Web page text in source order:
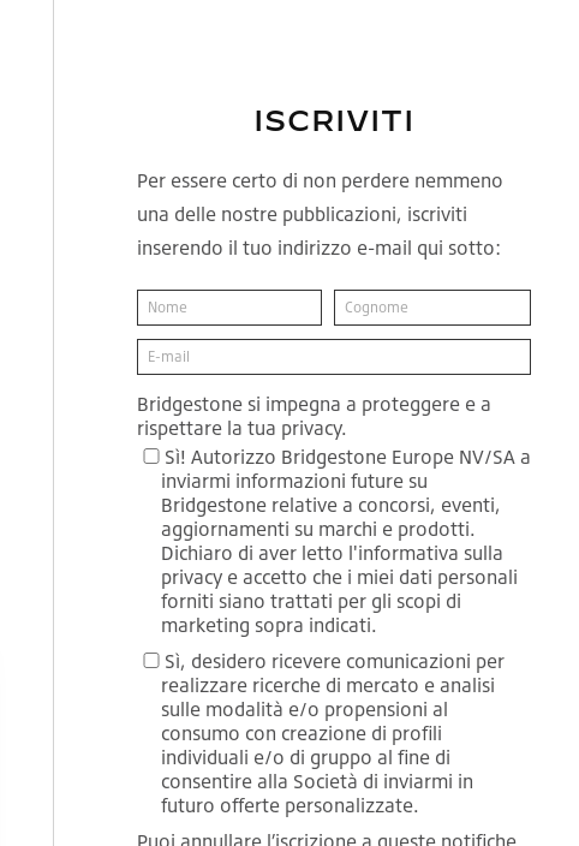
ISCRIVITI
Per essere certo di non perdere nemmeno
una delle nostre pubblicazioni, iscriviti
inserendo il tuo indirizzo e-mail qui sotto:
Bridgestone si impegna a proteggere e a
rispettare la tua privacy.
Sì! Autorizzo Bridgestone Europe NV/SA a
inviarmi informazioni future su
Bridgestone relative a concorsi, eventi,
aggiornamenti su marchi e prodotti.
Dichiaro di aver letto l'informativa sulla
privacy e accetto che i miei dati personali
forniti siano trattati per gli scopi di
marketing sopra indicati.
Sì, desidero ricevere comunicazioni per
realizzare ricerche di mercato e analisi
sulle modalità e/o propensioni al
consumo con creazione di profili
individuali e/o di gruppo al fine di
consentire alla Società di inviarmi in
futuro offerte personalizzate.
Puoi annullare l’iscrizione a queste notifiche